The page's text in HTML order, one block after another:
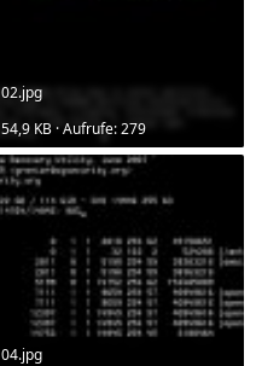
02.jpg
54,9 KB · Aufrufe: 279
04.jpg